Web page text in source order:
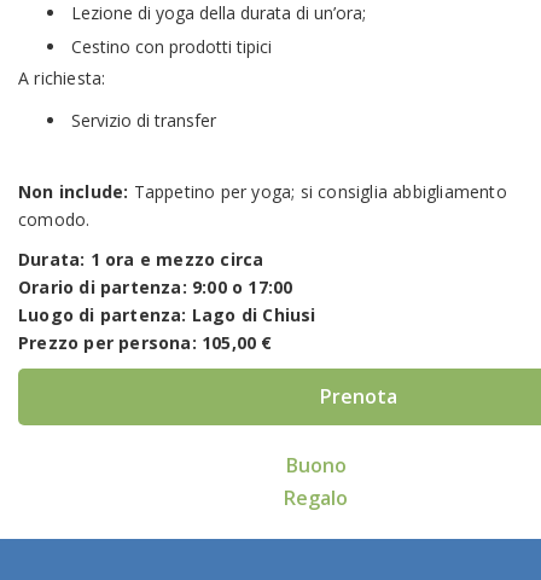
Lezione di yoga della durata di un’ora;
Cestino con prodotti tipici
A richiesta:
Servizio di transfer
Non include: Tappetino per yoga; si consiglia abbigliamento
comodo.
Durata: 1 ora e mezzo circa
Orario di partenza: 9:00 o 17:00
Luogo di partenza: Lago di Chiusi
Prezzo per persona: 105,00 €
Prenota
Buono
Regalo